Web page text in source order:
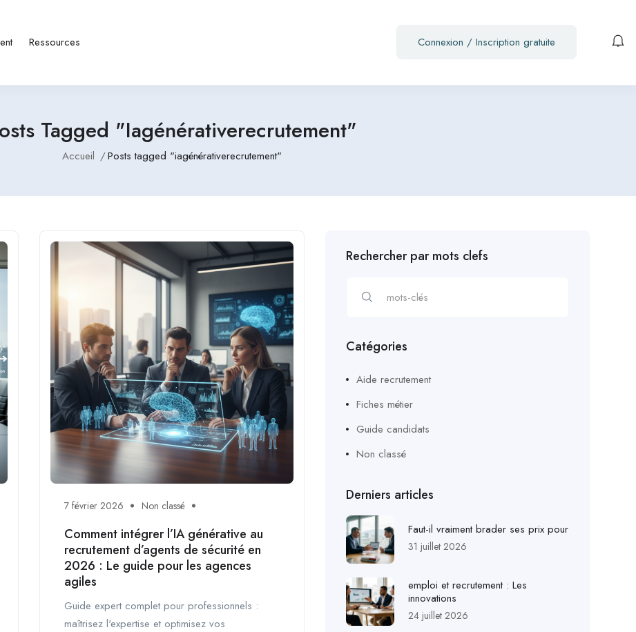
Ressources Connexion / Inscription gratuite
Tagged "iagénérativerecrutement"
Accueil Posts tagged "iagénérativerecrutement"
7 février 2026 Non classé
Comment intégrer l’IA générative au
recrutement d’agents de sécurité en
2026 : Le guide pour les agences
agiles
Guide expert complet pour professionnels :
maîtrisez l'expertise et optimisez vos
Rechercher par mots clefs
Catégories
Aide recrutement
Fiches métier
Guide candidats
Non classé
Derniers articles
Faut-il vraiment brader ses prix pour
31 juillet 2026
emploi et recrutement : Les
innovations
24 juillet 2026